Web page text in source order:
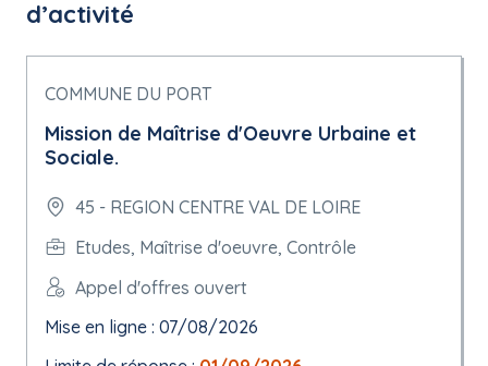
d’activité
COMMUNE DU PORT
Mission de Maîtrise d'Oeuvre Urbaine et
Sociale.
45 - REGION CENTRE VAL DE LOIRE
Etudes, Maîtrise d'oeuvre, Contrôle
Appel d'offres ouvert
Mise en ligne : 07/08/2026